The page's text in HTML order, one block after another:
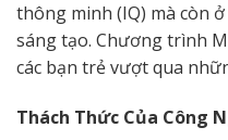
thông minh (IQ) mà còn ở
sáng tạo. Chương trình
các bạn trẻ vượt qua
Thách Thức Của Công